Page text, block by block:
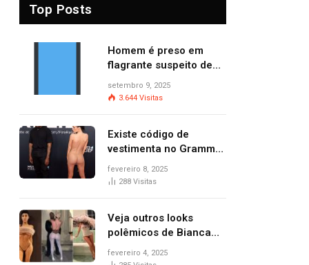
Top Posts
Homem é preso em
flagrante suspeito de
provocar dois incêndios
criminosos no mesmo
setembro 9, 2025
3.644 Visitas
Existe código de
vestimenta no Grammy?
Questionamento surgiu
após Bianca Censori,
premiação
fevereiro 8, 2025
288 Visitas
Veja outros looks
polêmicos de Bianca
Censori, esposa de
Kanye West que
fevereiro 4, 2025